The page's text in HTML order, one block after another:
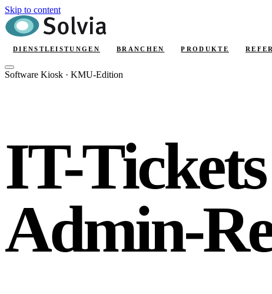
Skip to content
DIENSTLEISTUNGEN BRANCHEN PRODUKTE
Software Kiosk · KMU-Edition
IT-Tickets
Admin-